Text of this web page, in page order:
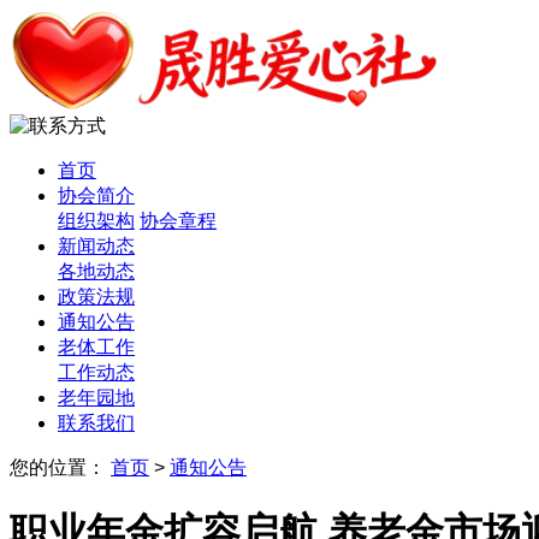
首页
协会简介
组织架构 协会章程
新闻动态
各地动态
政策法规
通知公告
老体工作
工作动态
老年园地
联系我们
您的位置： 首页 > 通知公告